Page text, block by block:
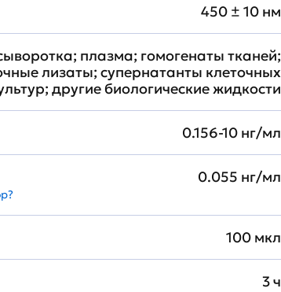
450 ± 10 нм
плазма; гомогенаты тканей;
лизаты; супернатанты клеточных
другие биологические жидкости
0.156-10 нг/мл
0.055 нг/мл
100 мкл
3 ч